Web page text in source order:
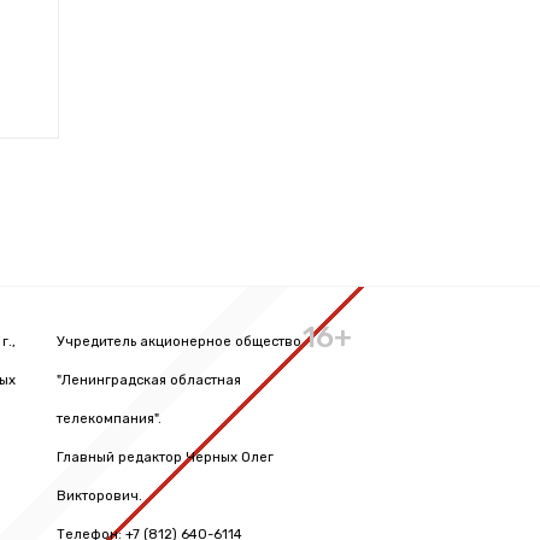
Учредитель акционерное общество
"Ленинградская областная
телекомпания".
Главный редактор Черных Олег
Викторович.
Телефон: +7 (812) 640-6114
16+